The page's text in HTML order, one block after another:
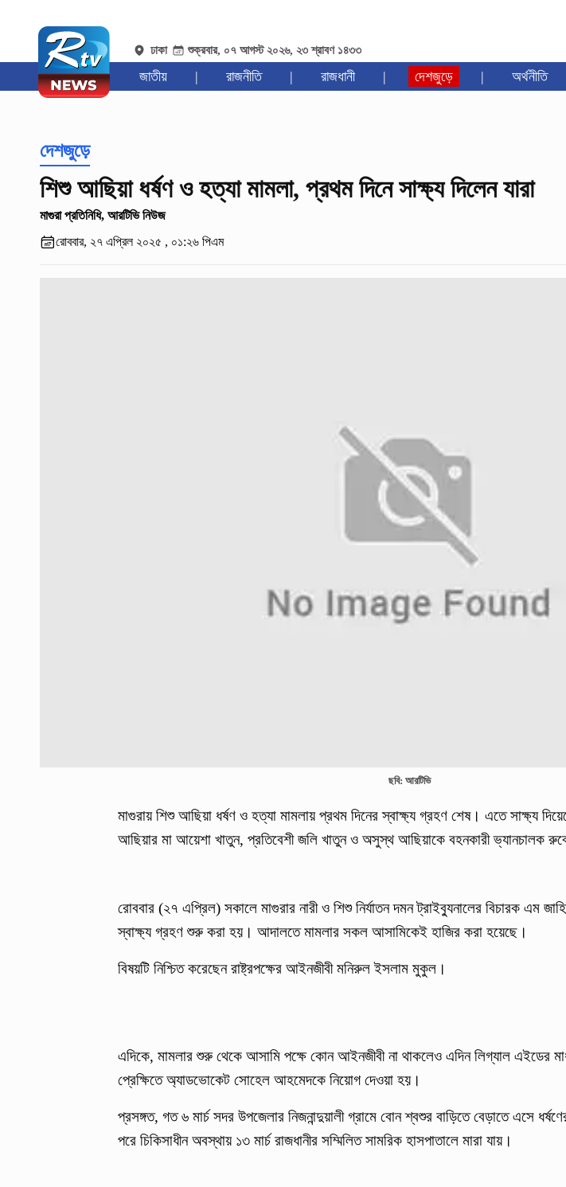
ঢাকা শুক্রবার, ০৭ আগস্ট ২০২৬, ২৩ শ্রাবণ ১৪৩৩
জাতীয় | রাজনীতি | রাজধানী | দেশজুড়ে | অর্থনীতি
দেশজুড়ে
শিশু আছিয়া ধর্ষণ ও হত্যা মামলা, প্রথম দিনে সাক্ষ্য দিলেন যারা
মাগুরা প্রতিনিধি, আরটিভি নিউজ
রোববার, ২৭ এপ্রিল ২০২৫ , ০১:২৬ পিএম
ছবি: আরটিভি
মাগুরায় শিশু আছিয়া ধর্ষণ ও হত্যা মামলায় প্রথম দিনের স্বাক্ষ্য গ্রহণ শেষ। এতে সাক্ষ্য
আছিয়ার মা আয়েশা খাতুন, প্রতিবেশী জলি খাতুন ও অসুস্থ আছিয়াকে বহনকারী ভ্যানচালক
রোববার (২৭ এপ্রিল) সকালে মাগুরার নারী ও শিশু নির্যাতন দমন ট্রাইব্যুনালের বিচারক এম
স্বাক্ষ্য গ্রহণ শুরু করা হয়। আদালতে মামলার সকল আসামিকেই হাজির করা হয়েছে।
বিষয়টি নিশ্চিত করেছেন রাষ্ট্রপক্ষের আইনজীবী মনিরুল ইসলাম মুকুল।
এদিকে, মামলার শুরু থেকে আসামি পক্ষে কোন আইনজীবী না থাকলেও এদিন লিগ্যাল এইডের
প্রেক্ষিতে অ্যাডভোকেট সোহেল আহমেদকে নিয়োগ দেওয়া হয়।
প্রসঙ্গত, গত ৬ মার্চ সদর উপজেলার নিজনান্দুয়ালী গ্রামে বোন শ্বশুর বাড়িতে বেড়াতে এসে
পরে চিকিসাধীন অবস্থায় ১৩ মার্চ রাজধানীর সম্মিলিত সামরিক হাসপাতালে মারা যায়।